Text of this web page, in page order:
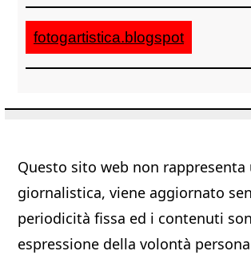
fotogartistica.blogspot
Questo sito web non rappresenta
giornalistica, viene aggiornato
periodicità fissa ed i contenuti
espressione della volontà